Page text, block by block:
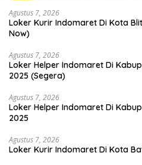
Agustus 7, 2026
Loker Kurir Indomaret Di Kota
Now)
Agustus 7, 2026
Loker Helper Indomaret Di
2025 (Segera)
Agustus 7, 2026
Loker Helper Indomaret Di
2025
Agustus 7, 2026
Loker Kurir Indomaret Di Kota